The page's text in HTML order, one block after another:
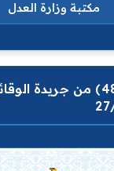
مكتبة وزارة العدل
صدر العدد (4875) من جريدة